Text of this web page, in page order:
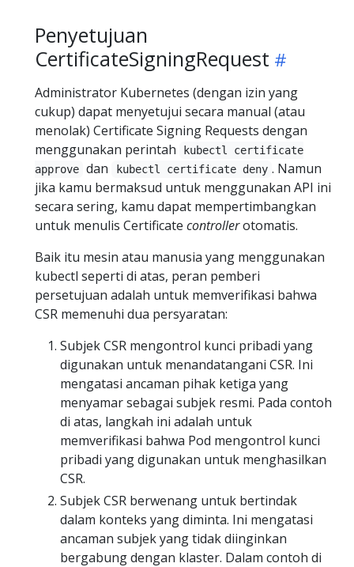
Penyetujuan
CertificateSigningRequest
Administrator Kubernetes (dengan izin yang
cukup) dapat menyetujui secara manual (atau
menolak) Certificate Signing Requests dengan
menggunakan perintah
kubectl certificate
approve dan kubectl certificate deny . Namun
jika kamu bermaksud untuk menggunakan API ini
secara sering, kamu dapat mempertimbangkan
untuk menulis Certificate controllerotomatis.
Baik itu mesin atau manusia yang menggunakan
kubectl seperti di atas, peran pemberi
persetujuan adalah untuk memverifikasi bahwa
CSR memenuhi dua persyaratan:
Subjek CSR mengontrol kunci pribadi yang
digunakan untuk menandatangani CSR. Ini
mengatasi ancaman pihak ketiga yang
menyamar sebagai subjek resmi. Pada contoh
di atas, langkah ini adalah untuk
memverifikasi bahwa Pod mengontrol kunci
pribadi yang digunakan untuk menghasilkan
CSR.
Subjek CSR berwenang untuk bertindak
dalam konteks yang diminta. Ini mengatasi
ancaman subjek yang tidak diinginkan
bergabung dengan klaster. Dalam contoh di